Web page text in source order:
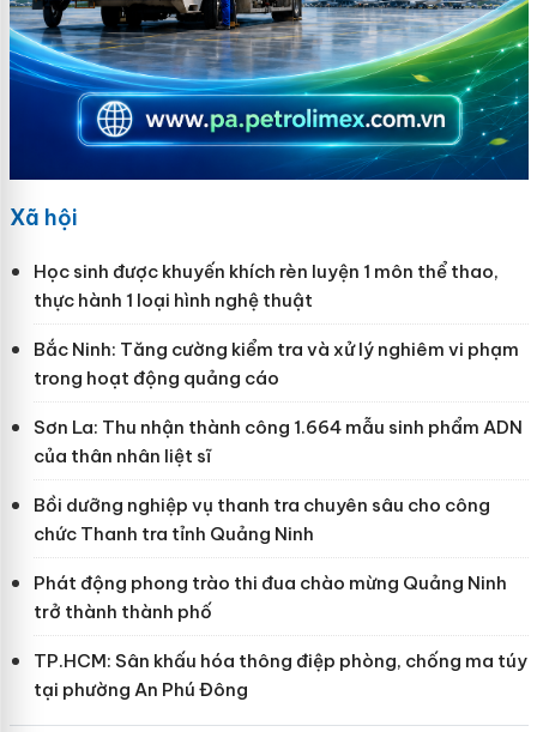
Xã hội
Học sinh được khuyến khích rèn luyện 1 môn thể thao,
thực hành 1 loại hình nghệ thuật
Bắc Ninh: Tăng cường kiểm tra và xử lý nghiêm vi phạm
trong hoạt động quảng cáo
Sơn La: Thu nhận thành công 1.664 mẫu sinh phẩm ADN
của thân nhân liệt sĩ
Bồi dưỡng nghiệp vụ thanh tra chuyên sâu cho công
chức Thanh tra tỉnh Quảng Ninh
Phát động phong trào thi đua chào mừng Quảng Ninh
trở thành thành phố
TP.HCM: Sân khấu hóa thông điệp phòng, chống ma túy
tại phường An Phú Đông